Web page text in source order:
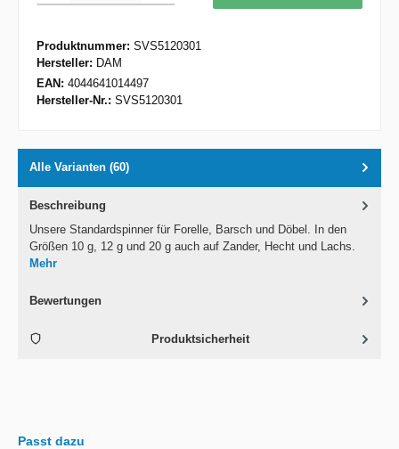
Produktnummer: SVS5120301
Hersteller: DAM
EAN: 4044641014497
Hersteller-Nr.: SVS5120301
Alle Varianten (60)
Beschreibung
Unsere Standardspinner für Forelle, Barsch und Döbel. In den
Größen 10 g, 12 g und 20 g auch auf Zander, Hecht und Lachs.
Mehr
Bewertungen
Produktsicherheit
Passt dazu